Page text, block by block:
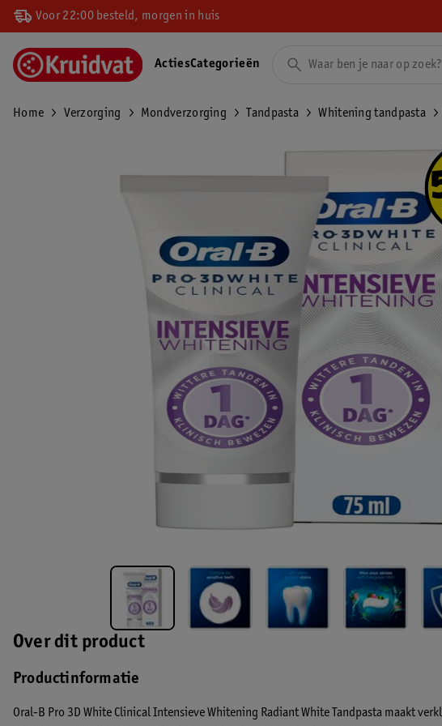
Voor 22:00 besteld, morgen in huis
ActiesCategorieën
Home Verzorging Mondverzorging Tandpasta Whitening tandpasta
Over dit product
Productinformatie
Oral-B Pro 3D White Clinical Intensieve Whitening Radiant White Tandpasta maakt